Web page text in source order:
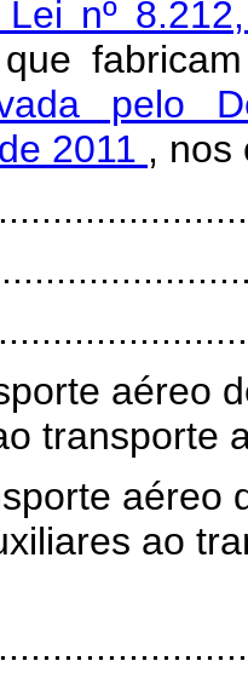
nº
pelo
2011 , nos
aéreo
transporte
aéreo
ao